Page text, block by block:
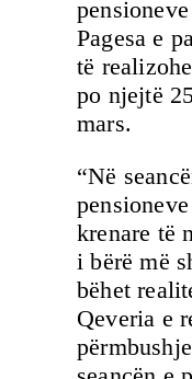
Pagesa e
të
po njejtë
mars.
“Në
krenare të
i bërë më
bëhet
Qeveria e